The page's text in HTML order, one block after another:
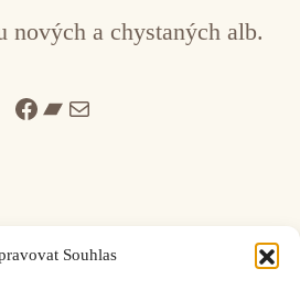
Souhlas
nových a chystaných alb.
Facebook
Bandcamp
Mail
| vydáváHudební informační středisko
|